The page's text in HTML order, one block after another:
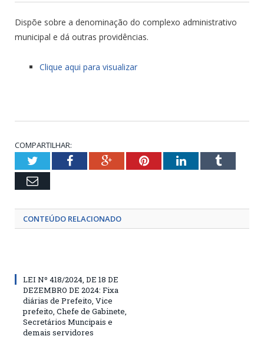
Dispõe sobre a denominação do complexo administrativo
municipal e dá outras providências.
Clique aqui para visualizar
COMPARTILHAR:
TwitterFacebookGoogle+PinterestLinkedInTumblr
Email
CONTEÚDO RELACIONADO
LEI Nº 418/2024, DE 18 DE
DEZEMBRO DE 2024: Fixa
diárias de Prefeito, Vice
prefeito, Chefe de Gabinete,
Secretários Muncipais e
demais servidores